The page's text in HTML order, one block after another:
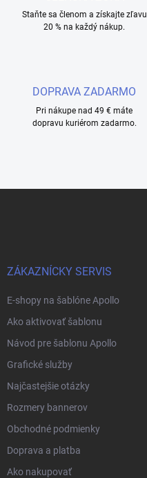
Staňte sa členom a získajte zľavu
20 % na každý nákup.
DOPRAVA ZADARMO
Pri nákupe nad 49 € máte
dopravu kuriérom zadarmo.
ZÁKAZNÍCKY SERVIS
E-shopy na šablóne Apollo
Ako aktivovať šablonu
Návod pre šablonu Apollo
Grafické služby
Najčastejšie otázky
Rozmery bannerov
Obchodné podmienky
Doprava a platba
Ako nakupovať